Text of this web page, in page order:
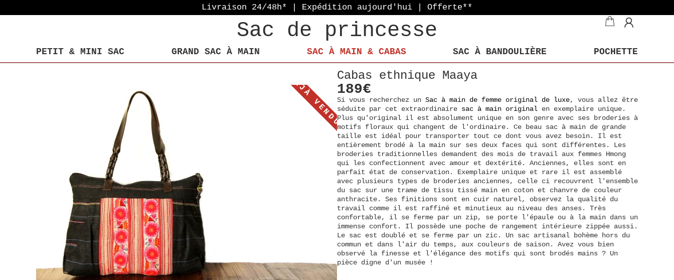
Sac de princesse
PETIT & MINI SAC GRAND SAC À MAIN SAC À MAIN & CABAS SAC À BANDOULIÈRE POCHETTE
Livraison 24/48h* | Expédition aujourd'hui | Offerte**
Cabas ethnique Maaya
DÉJÀ VENDU!189€
Si vous recherchez un Sac à main de femme original de luxe, vous allez être
séduite par cet extraordinaire sac à main original en exemplaire unique.
Plus qu'original il est absolument unique en son genre avec ses broderies à
motifs floraux qui changent de l'ordinaire. Ce beau sac à main de grande
taille est idéal pour transporter tout ce dont vous avez besoin. Il est
entièrement brodé à la main sur ses deux faces qui sont différentes. Les
broderies traditionnelles demandent des mois de travail aux femmes Hmong
qui les confectionnent avec amour et dextérité. Anciennes, elles sont en
parfait état de conservation. Exemplaire unique et rare il est assemblé
avec plusieurs types de broderies anciennes, celle ci recouvrent l'ensemble
du sac sur une trame de tissu tissé main en coton et chanvre de couleur
anthracite. Ses finitions sont en cuir naturel, observez la qualité du
travail comme il est raffiné et minutieux au niveau des anses. Très
confortable, il se ferme par un zip, se porte l'épaule ou à la main dans un
immense confort. Il possède une poche de rangement intérieure zippée aussi.
Le sac est doublé et se ferme par un zic. Un sac artisanal bohème hors du
commun et dans l'air du temps, aux couleurs de saison. Avez vous bien
observé la finesse et l'élégance des motifs qui sont brodés mains ? Un
pièce digne d'un musée !